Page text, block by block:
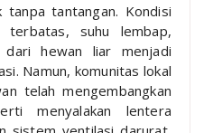
tantangan. Kondisi
terbatas, suhu lembap,
hewan liar menjadi
Namun, komunitas lokal
telah mengembangkan
menyalakan lentera